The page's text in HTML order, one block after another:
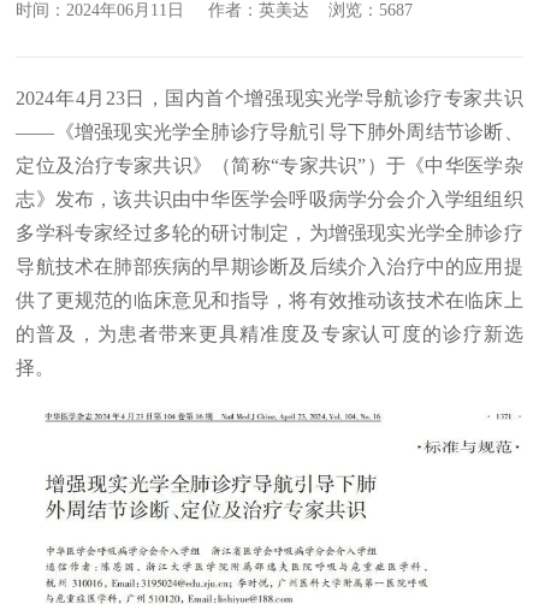
时间：2024年06月11日 作者：英美达 浏览：5687
2024年4月23日，国内首个增强现实光学导航诊疗专家共识
——《增强现实光学全肺诊疗导航引导下肺外周结节诊断、
定位及治疗专家共识》（简称“专家共识”）于《中华医学杂
志》发布，该共识由中华医学会呼吸病学分会介入学组组织
多学科专家经过多轮的研讨制定，为增强现实光学全肺诊疗
导航技术在肺部疾病的早期诊断及后续介入治疗中的应用提
供了更规范的临床意见和指导，将有效推动该技术在临床上
的普及，为患者带来更具精准度及专家认可度的诊疗新选
择。